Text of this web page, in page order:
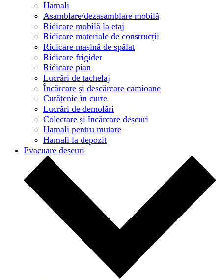
Hamali
Asamblare/dezasamblare mobilă
Ridicare mobilă la etaj
Ridicare materiale de construcții
Ridicare mașină de spălat
Ridicare frigider
Ridicare pian
Lucrări de tachelaj
Încărcare și descărcare camioane
Curățenie în curte
Lucrări de demolări
Colectare și încărcare deșeuri
Hamali pentru mutare
Hamali la depozit
Evacuare deșeuri